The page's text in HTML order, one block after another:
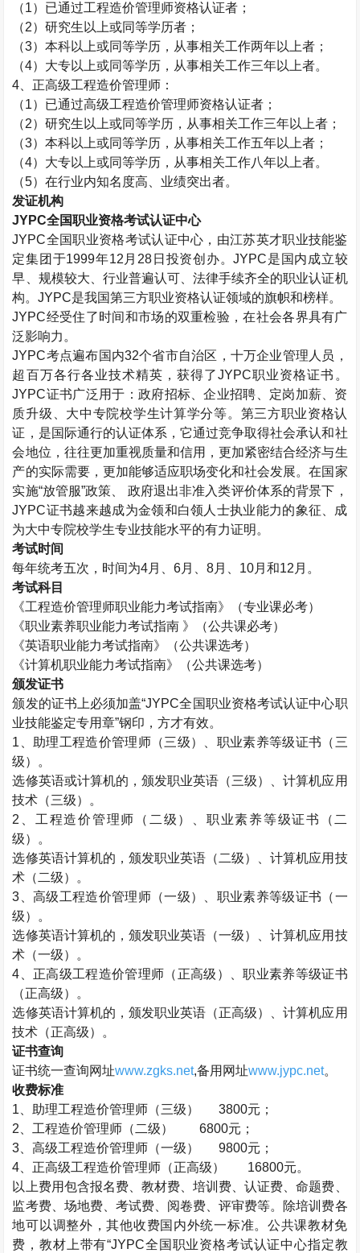
（1）已通过工程造价管理师资格认证者；
（2）研究生以上或同等学历者；
（3）本科以上或同等学历，从事相关工作两年以上者；
（4）大专以上或同等学历，从事相关工作三年以上者。
4 、正高级工程造价管理师：
（1）已通过高级工程造价管理师资格认证者；
（2）研究生以上或同等学历，从事相关工作三年以上者；
（3）本科以上或同等学历，从事相关工作五年以上者；
（4）大专以上或同等学历，从事相关工作八年以上者。
（5）在行业内知名度高、业绩突出者。
发证机构
JYPC全国职业资格考试认证中心
JYPC全国职业资格考试认证中心，由江苏英才职业技能鉴
定集团于1999年12 月 28 日投资创办。JYPC是国内成立较
早、规模较大、行业普遍认可、法律手续齐全的职业认证机
构。JYPC是我国第三方职业资格认证领域的旗帜和榜样。
JYPC经受住了时间和市场的双重检验，在社会各界具有广
泛影响力。
JYPC考点遍布国内32个省市自治区，十万企业管理人员，
超百万各行各业技术精英，获得了JYPC职业资格证书。
JYPC证书广泛用于：政府招标、企业招聘、定岗加薪、资
质升级、大中专院校学生计算学分等。第三方职业资格认
证，是国际通行的认证体系，它通过竞争取得社会承认和社
会地位，往往更加重视质量和信用，更加紧密结合经济与生
产的实际需要，更加能够适应职场变化和社会发展。在国家
实施“放管服”政策、 政府退出非准入类评价体系的背景下，
JYPC证书越来越成为金领和白领人士执业能力的象征、成
为大中专院校学生专业技能水平的有力证明。
考试时间
每年统考五次，时间为4月、6月、8月、 10月和12 月。
考试科目
《工程造价管理师职业能力考试指南》（专业课必考）
《职业素养职业能力考试指南 》（公共课必考）
《英语职业能力考试指南》（公共课选考）
《计算机职业能力考试指南》（公共课选考）
颁发证书
颁发的证书上必须加盖“JYPC全国职业资格考试认证中心职
业技能鉴定专用章”钢印，方才有效。
1 、助理工程造价管理师（三级）、职业素养等级证书（三
级）。
选修英语或计算机的，颁发职业英语（三级）、计算机应用
技术（三级）。
2 、工程造价管理师（二级）、职业素养等级证书（二
级）。
选修英语计算机的，颁发职业英语（二级）、计算机应用技
术（二级）。
3 、高级工程造价管理师（一级）、职业素养等级证书（一
级）。
选修英语计算机的，颁发职业英语（一级）、计算机应用技
术（一级）。
4 、正高级工程造价管理师（正高级）、职业素养等级证书
（正高级）。
选修英语计算机的，颁发职业英语（正高级）、计算机应用
技术（正高级）。
证书查询
证书统一查询网址www.zgks.net,备用网址www.jypc.net。
收费标准
1 、助理工程造价管理师（三级） 3800元；
2 、工程造价管理师（二级） 6800元；
3 、高级工程造价管理师（一级） 9800元；
4 、正高级工程造价管理师（正高级） 16800元。
以上费用包含报名费、教材费、培训费、认证费、命题费、
监考费、场地费、考试费、阅卷费、评审费等。除培训费各
地可以调整外，其他收费国内外统一标准。公共课教材免
费，教材上带有“JYPC全国职业资格考试认证中心指定教